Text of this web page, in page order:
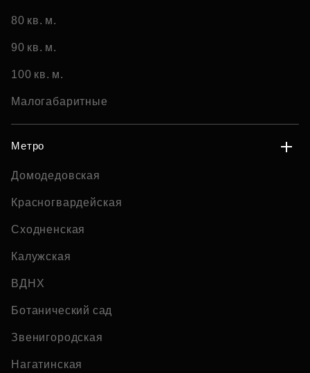
80 кв. м.
90 кв. м.
100 кв. м.
Малогабаритные
Метро
Домодедовская
Красногвардейская
Сходненская
Калужская
ВДНХ
Ботанический сад
Звенигородская
Нагатинская